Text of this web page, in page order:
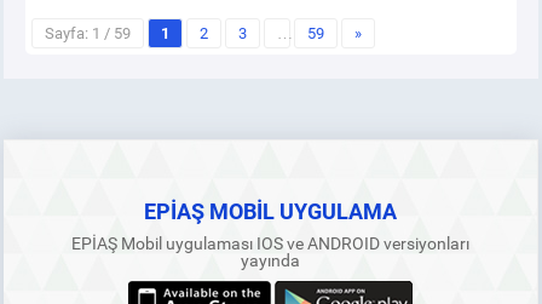
Sayfa: 1 / 59 1 2 3 … 59 »
EPİAŞ MOBİL UYGULAMA
EPİAŞ Mobil uygulaması IOS ve ANDROID versiyonları
yayında